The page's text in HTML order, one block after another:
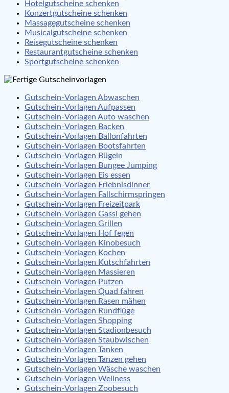
Hotelgutscheine schenken
Konzertgutscheine schenken
Massagegutscheine schenken
Musicalgutscheine schenken
Reisegutscheine schenken
Restaurantgutscheine schenken
Sportgutscheine schenken
Gutschein-Vorlagen Abwaschen
Gutschein-Vorlagen Aufpassen
Gutschein-Vorlagen Auto waschen
Gutschein-Vorlagen Backen
Gutschein-Vorlagen Ballonfahrten
Gutschein-Vorlagen Bootsfahrten
Gutschein-Vorlagen Bügeln
Gutschein-Vorlagen Bungee Jumping
Gutschein-Vorlagen Eis essen
Gutschein-Vorlagen Erlebnisdinner
Gutschein-Vorlagen Fallschirmspringen
Gutschein-Vorlagen Freizeitpark
Gutschein-Vorlagen Gassi gehen
Gutschein-Vorlagen Grillen
Gutschein-Vorlagen Hof fegen
Gutschein-Vorlagen Kinobesuch
Gutschein-Vorlagen Kochen
Gutschein-Vorlagen Kutschfahrten
Gutschein-Vorlagen Massieren
Gutschein-Vorlagen Putzen
Gutschein-Vorlagen Quad fahren
Gutschein-Vorlagen Rasen mähen
Gutschein-Vorlagen Rundflüge
Gutschein-Vorlagen Shopping
Gutschein-Vorlagen Stadionbesuch
Gutschein-Vorlagen Staubwischen
Gutschein-Vorlagen Tanken
Gutschein-Vorlagen Tanzen gehen
Gutschein-Vorlagen Wäsche waschen
Gutschein-Vorlagen Wellness
Gutschein-Vorlagen Zoobesuch